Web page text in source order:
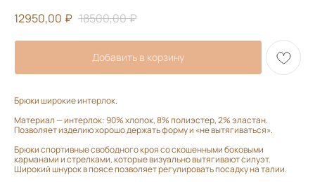
12950,00 ₽ 18500,00₽
Добавить в корзину
Брюки широкие интерлок.
Материал — интерлок: 90% хлопок, 8% полиэстер, 2% эластан.
Позволяет изделию хорошо держать форму и «не вытягиваться».
Брюки спортивные свободного кроя со скошенными боковыми
карманами и стрелками, которые визуально вытягивают силуэт.
Широкий шнурок в поясе позволяет регулировать посадку на талии.